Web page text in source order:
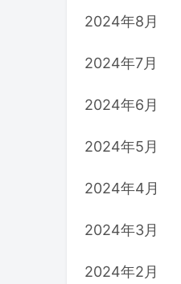
2024年8月
2024年7月
2024年6月
2024年5月
2024年4月
2024年3月
2024年2月